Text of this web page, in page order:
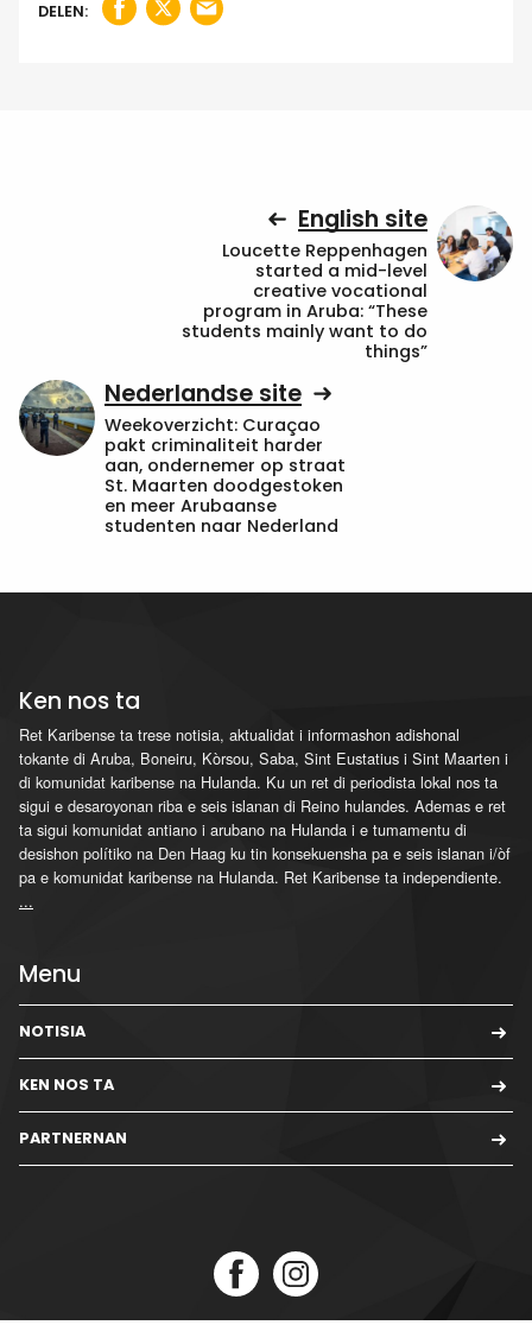
DELEN:
English site
Loucette Reppenhagen
started a mid-level
creative vocational
program in Aruba: “These
students mainly want to do
things”
Nederlandse site
Weekoverzicht: Curaçao
pakt criminaliteit harder
aan, ondernemer op straat
St. Maarten doodgestoken
en meer Arubaanse
studenten naar Nederland
Ken nos ta
Ret Karibense ta trese notisia, aktualidat i informashon adishonal
tokante di Aruba, Boneiru, Kòrsou, Saba, Sint Eustatius i Sint Maarten i
di komunidat karibense na Hulanda. Ku un ret di periodista lokal nos ta
sigui e desaroyonan riba e seis islanan di Reino hulandes. Ademas e ret
ta sigui komunidat antiano i arubano na Hulanda i e tumamentu di
desishon polítiko na Den Haag ku tin konsekuensha pa e seis islanan i/òf
pa e komunidat karibense na Hulanda. Ret Karibense ta independiente.
...
Menu
NOTISIA
KEN NOS TA
PARTNERNAN